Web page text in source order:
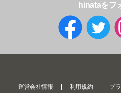
hinataをフ
運営会社情報 利用規約
プ